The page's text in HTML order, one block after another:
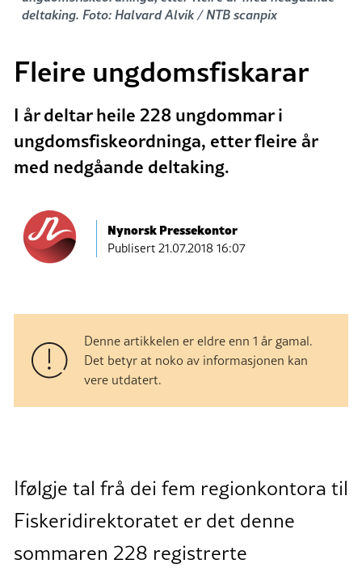
deltaking. Foto: Halvard Alvik / NTB scanpix
Fleire ungdomsfiskarar
I år deltar heile 228 ungdommar i
ungdomsfiskeordninga, etter fleire år
med nedgåande deltaking.
Nynorsk Pressekontor
Publisert21.07.2018 16:07
Denne artikkelen er eldre enn 1 år gamal.
Det betyr at noko av informasjonen kan
vere utdatert.
Ifølgje tal frå dei fem regionkontora til
Fiskeridirektoratet er det denne
sommaren 228 registrerte